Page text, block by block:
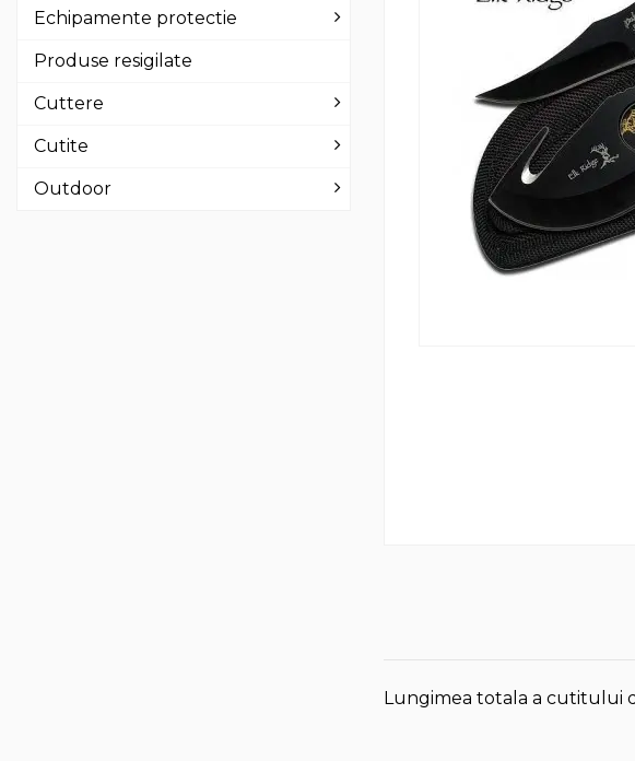
Lungimea totala a cutitului
Echipamente protectie
Produse resigilate
Cuttere
Cutite
Outdoor